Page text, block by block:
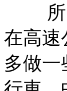
所以
在高速
多做